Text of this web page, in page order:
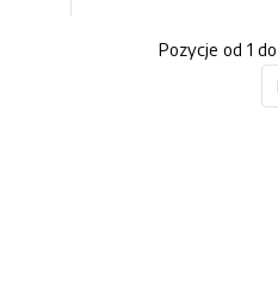
Pozycje od 1